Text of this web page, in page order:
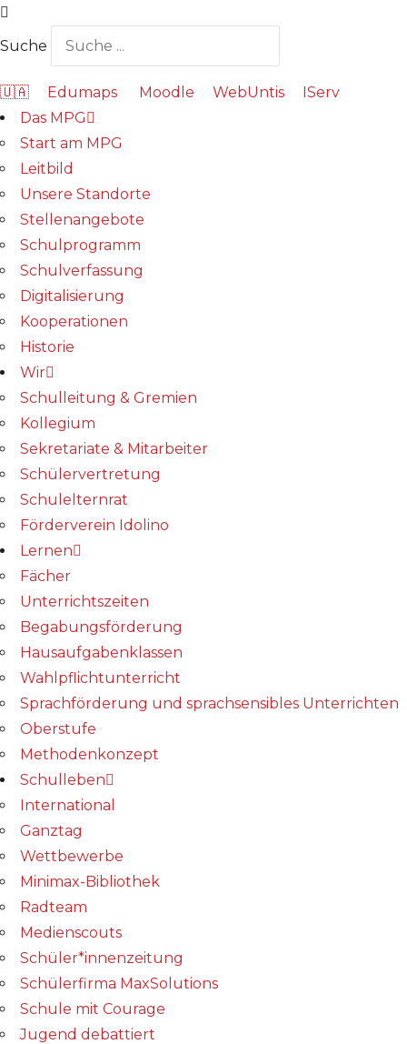
Suche
🇺🇦 Edumaps Moodle WebUntis
IServ
Das MPG
Start am MPG
Leitbild
Unsere Standorte
Stellenangebote
Schulprogramm
Schulverfassung
Digitalisierung
Kooperationen
Historie
Wir
Schulleitung & Gremien
Kollegium
Sekretariate & Mitarbeiter
Schülervertretung
Schulelternrat
Förderverein Idolino
Lernen
Fächer
Unterrichtszeiten
Begabungs­förderung
Hausaufgabenklassen
Wahlpflichtunterricht
Sprachförderung und sprachsensibles Unterrichten
Oberstufe
Methodenkonzept
Schulleben
International
Ganztag
Wettbewerbe
Minimax-Bibliothek​
Radteam
Medienscouts
Schüler*innenzeitung
Schülerfirma MaxSolutions
Schule mit Courage
Jugend debattiert